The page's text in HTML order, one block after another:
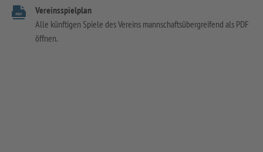
Vereinsspielplan
Alle künftigen Spiele des Vereins mannschaftsübergreifend als PDF
öffnen.